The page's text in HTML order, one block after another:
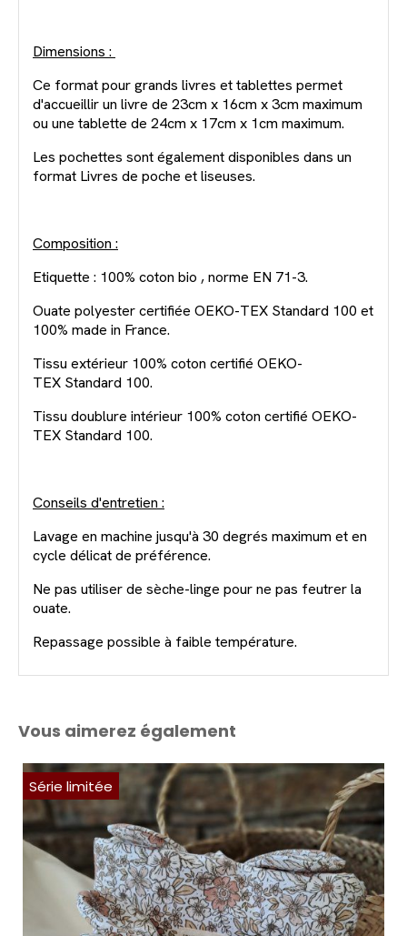
Dimensions :
Ce format pour grands livres et tablettes permet
d'accueillir un livre de 23cm x 16cm x 3cm maximum
ou une tablette de 24cm x 17cm x 1cm maximum.
Les pochettes sont également disponibles dans un
format Livres de poche et liseuses.
Composition :
Etiquette : 100% coton bio , norme EN 71-3.
Ouate polyester certifiée OEKO-TEX Standard 100 et
100% made in France.
Tissu extérieur 100% coton certifié OEKO-
TEX Standard 100.
Tissu doublure intérieur 100% coton certifié OEKO-
TEX Standard 100.
Conseils d'entretien :
Lavage en machine jusqu'à 30 degrés maximum et en
cycle délicat de préférence.
Ne pas utiliser de sèche-linge pour ne pas feutrer la
ouate.
Repassage possible à faible température.
Vous aimerez également
Série limitée